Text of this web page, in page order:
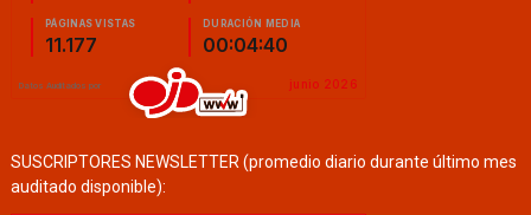
SUSCRIPTORES NEWSLETTER (promedio diario durante último mes
auditado disponible):